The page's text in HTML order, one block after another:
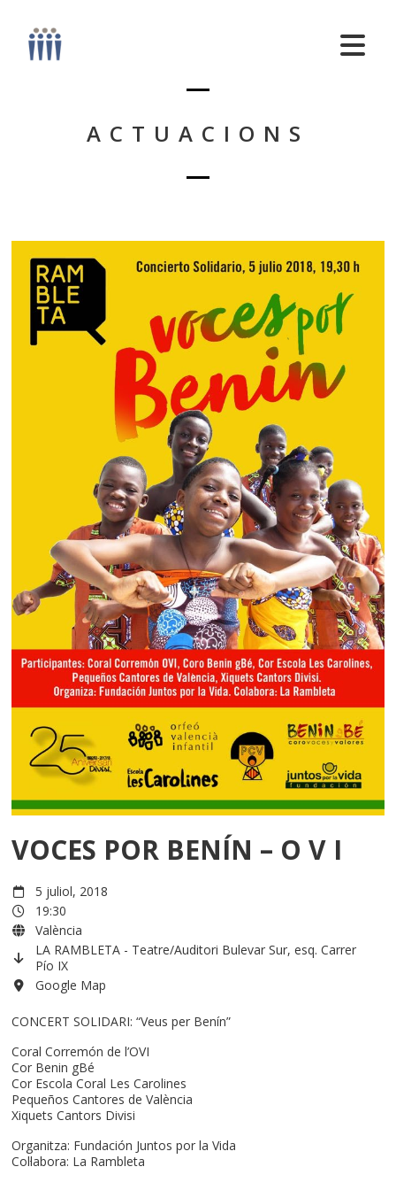
ACTUACIONS
VOCES POR BENÍN – O V I
5 juliol, 2018
19:30
València
LA RAMBLETA - Teatre/Auditori Bulevar Sur, esq. Carrer
Pío IX
Google Map
CONCERT SOLIDARI: “Veus per Benín”
Coral Corremón de l’OVI
Cor Benin gBé
Cor Escola Coral Les Carolines
Pequeños Cantores de València
Xiquets Cantors Divisi
Organitza: Fundación Juntos por la Vida
Col·labora: La Rambleta